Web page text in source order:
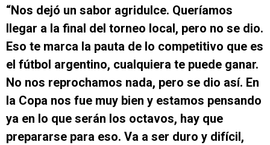
“Nos dejó un sabor agridulce. Queríamos
llegar a la final del torneo local, pero no se dio.
Eso te marca la pauta de lo competitivo que es
el fútbol argentino, cualquiera te puede ganar.
No nos reprochamos nada, pero se dio así. En
la Copa nos fue muy bien y estamos pensando
ya en lo que serán los octavos, hay que
prepararse para eso. Va a ser duro y difícil,